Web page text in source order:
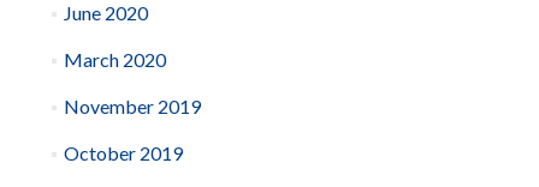
June 2020
March 2020
November 2019
October 2019